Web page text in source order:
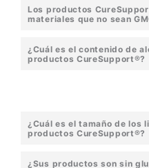
Los productos
materiales que no sean
¿Cuál es el contenido de
productos CureSupport®?
¿Cuál es el tamaño de los
productos CureSupport®?
¿Sus productos son sin